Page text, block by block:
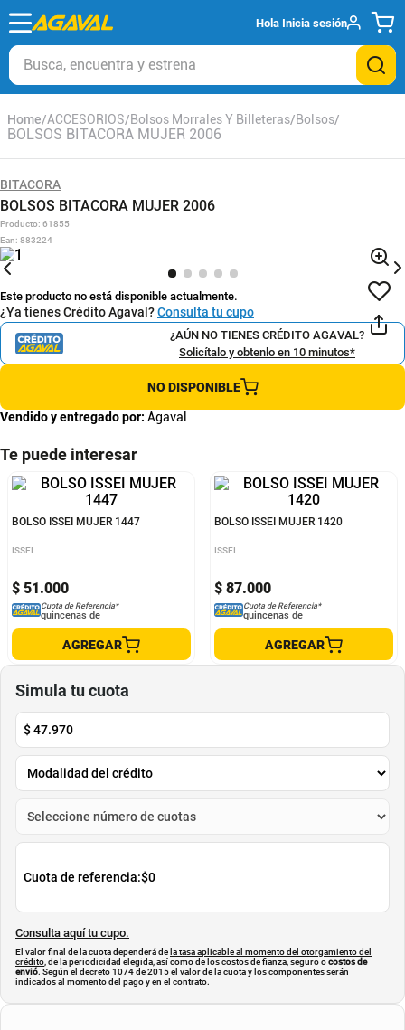
Hola Inicia sesión
Busca, encuentra y estrena
ACCESORIOS Bolsos Morrales Y Billeteras Bolsos
BOLSOS BITACORA MUJER 2006
BITACORA
BOLSOS BITACORA MUJER 2006
Producto: 61855
Ean: 883224
Este producto no está disponible actualmente.
¿Ya tienes Crédito Agaval?Consulta tu cupo
¿AÚN NO TIENES CRÉDITO AGAVAL?
Solicítalo y obtenlo en 10 minutos*
NO DISPONIBLE
Vendido y entregado por: Agaval
Te puede interesar
BOLSO ISSEI MUJER 1447
$ 51.000
Cuota de Referencia*
AGREGAR
BOLSO ISSEI MUJER 1420
$ 87.000
Simula tu cuota
Cuota de referencia:$0